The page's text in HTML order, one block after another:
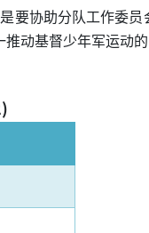
协助分队工作委
动基督少年军运动